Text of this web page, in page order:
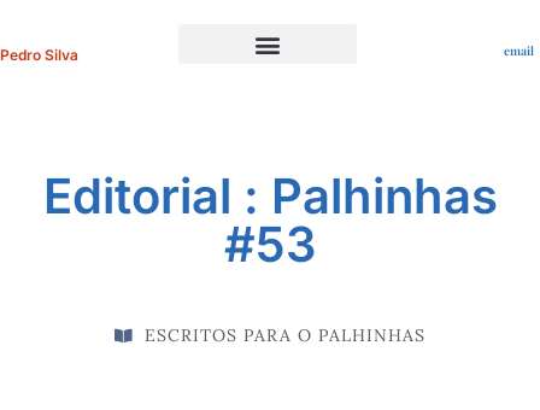
Pedro Silva email
Editorial : Palhinhas
#53
ESCRITOS PARA O PALHINHAS